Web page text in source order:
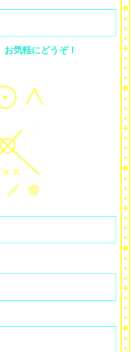
お気軽にどうぞ！